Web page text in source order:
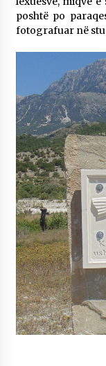
poshtë po
fotografuar në